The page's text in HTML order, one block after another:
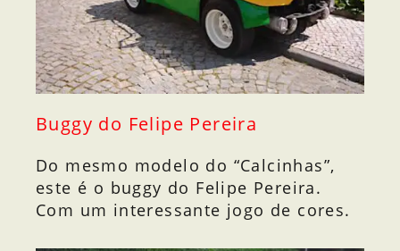
Buggy do Felipe Pereira
Do mesmo modelo do “Calcinhas”,
este é o buggy do Felipe Pereira.
Com um interessante jogo de cores.